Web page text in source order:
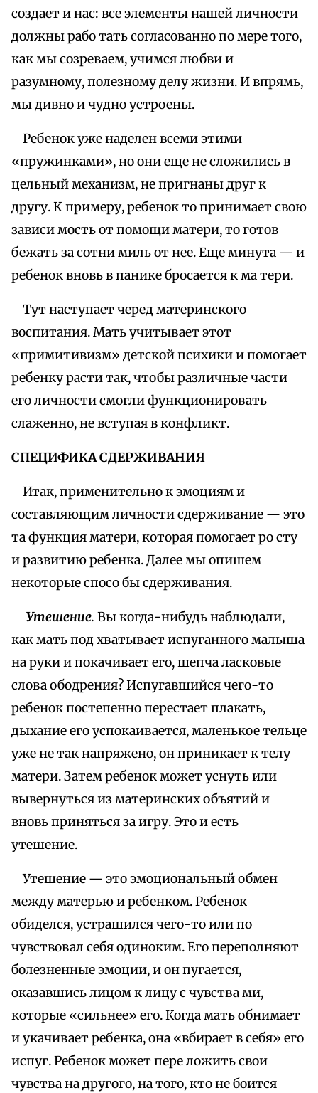
создает и нас: все элементы нашей личности
должны рабо тать согласованно по мере того,
как мы созреваем, учимся любви и
разумному, полезному делу жизни. И впрямь,
мы дивно и чудно устроены.
Ребенок уже наделен всеми этими
«пружинками», но они еще не сложились в
цельный механизм, не пригнаны друг к
другу. К примеру, ребенок то принимает свою
зависи мость от помощи матери, то готов
бежать за сотни миль от нее. Еще минута — и
ребенок вновь в панике бросается к ма тери.
Тут наступает черед материнского
воспитания. Мать учитывает этот
«примитивизм» детской психики и помогает
ребенку расти так, чтобы различные части
его личности смогли функционировать
слаженно, не вступая в конфликт.
СПЕЦИФИКА СДЕРЖИВАНИЯ
Итак, применительно к эмоциям и
составляющим личности сдерживание — это
та функция матери, которая помогает ро сту
и развитию ребенка. Далее мы опишем
некоторые спосо бы сдерживания.
Утешение. Вы когда-нибудь наблюдали,
как мать под хватывает испуганного малыша
на руки и покачивает его, шепча ласковые
слова ободрения? Испугавшийся чего-то
ребенок постепенно перестает плакать,
дыхание его успокаивается, маленькое тельце
уже не так напряжено, он приникает к телу
матери. Затем ребенок может уснуть или
вывернуться из материнских объятий и
вновь приняться за игру. Это и есть
утешение.
Утешение — это эмоциональный обмен
между матерью и ребенком. Ребенок
обиделся, устрашился чего-то или по
чувствовал себя одиноким. Его переполняют
болезненные эмоции, и он пугается,
оказавшись лицом к лицу с чувства ми,
которые «сильнее» его. Когда мать обнимает
и укачивает ребенка, она «вбирает в себя» его
испуг. Ребенок может пере ложить свои
чувства на другого, на того, кто не боится